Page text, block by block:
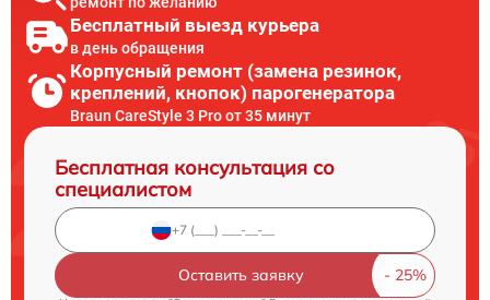
Бесплатный выезд курьера
в день обращения
Корпусный ремонт (замена резинок,
креплений, кнопок) парогенератора
Braun CareStyle 3 Pro от 35 минут
Бесплатная консультация со
специалистом
Оставить заявку